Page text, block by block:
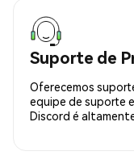
Suporte de
Oferecemos
equipe de suporte
Discord é